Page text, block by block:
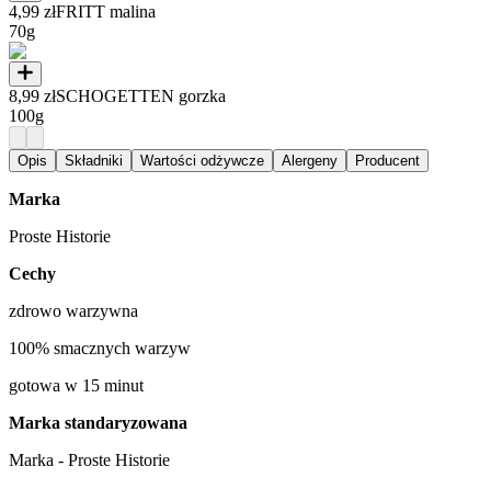
4,99 złFRITT malina
70g
8,99 złSCHOGETTEN gorzka
100g
Opis Składniki Wartości odżywcze Alergeny Producent
Marka
Proste Historie
Cechy
zdrowo warzywna
100% smacznych warzyw
gotowa w 15 minut
Marka standaryzowana
Marka - Proste Historie